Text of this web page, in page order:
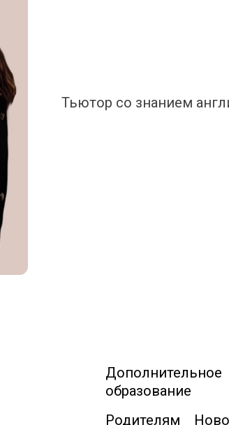
Тьютор со знанием
Дополнительное
образование
Родителям